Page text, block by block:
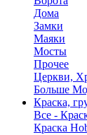
Дома
Замки
Маяки
Мосты
Прочее
Церкви,
Больше
Краска,
Все -
Краска